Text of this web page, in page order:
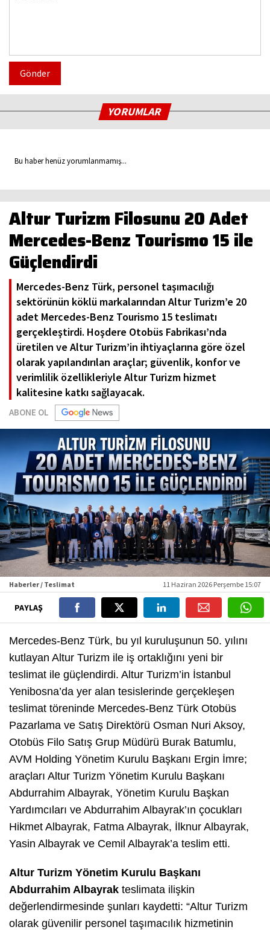
Gönder
YORUMLAR
Bu haber henüz yorumlanmamış...
Altur Turizm Filosunu 20 Adet
Mercedes-Benz Tourismo 15 ile
Güçlendirdi
Mercedes-Benz Türk, personel taşımacılığı
sektörünün köklü markalarından Altur Turizm’e 20
adet Mercedes-Benz Tourismo 15 teslimatı
gerçekleştirdi. Hoşdere Otobüs Fabrikası’nda
üretilen ve Altur Turizm’in ihtiyaçlarına göre özel
olarak yapılandırılan araçlar; güvenlik, konfor ve
verimlilik özellikleriyle Altur Turizm hizmet
kalitesine katkı sağlayacak.
ABONE OL
Haberler / Teslimat 11 Haziran 2026 Perşembe 15:07
PAYLAŞ
Mercedes-Benz Türk, bu yıl kuruluşunun 50. yılını
kutlayan Altur Turizm ile iş ortaklığını yeni bir
teslimat ile güçlendirdi. Altur Turizm’in İstanbul
Yenibosna’da yer alan tesislerinde gerçekleşen
teslimat töreninde Mercedes-Benz Türk Otobüs
Pazarlama ve Satış Direktörü Osman Nuri Aksoy,
Otobüs Filo Satış Grup Müdürü Burak Batumlu,
AVM Holding Yönetim Kurulu Başkanı Ergin İmre;
araçları Altur Turizm Yönetim Kurulu Başkanı
Abdurrahim Albayrak, Yönetim Kurulu Başkan
Yardımcıları ve Abdurrahim Albayrak’ın çocukları
Hikmet Albayrak, Fatma Albayrak, İlknur Albayrak,
Yasin Albayrak ve Cemil Albayrak’a teslim etti.
Altur Turizm Yönetim Kurulu Başkanı
Abdurrahim Albayrak teslimata ilişkin
değerlendirmesinde şunları kaydetti: “Altur Turizm
olarak güvenilir personel taşımacılık hizmetinin